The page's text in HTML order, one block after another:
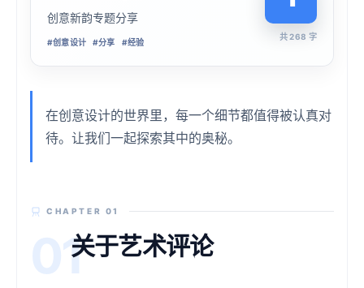
创意新韵专题分享
#创意设计 #分享 #经验
共 268 字
在创意设计的世界里，每一个细节都值得被认真对
待。让我们一起探索其中的奥秘。
CHAPTER 01
01关于艺术评论